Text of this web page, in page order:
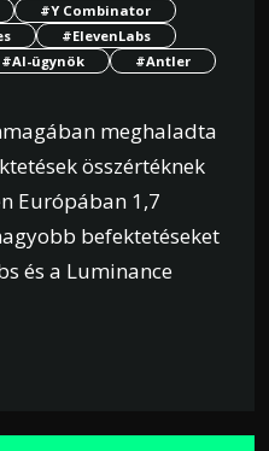
#Y Combinator
#ElevenLabs
#AI-ügynök
#Antler
meghaladta
összértéknek
Európában 1,7
befektetéseket
és a Luminance